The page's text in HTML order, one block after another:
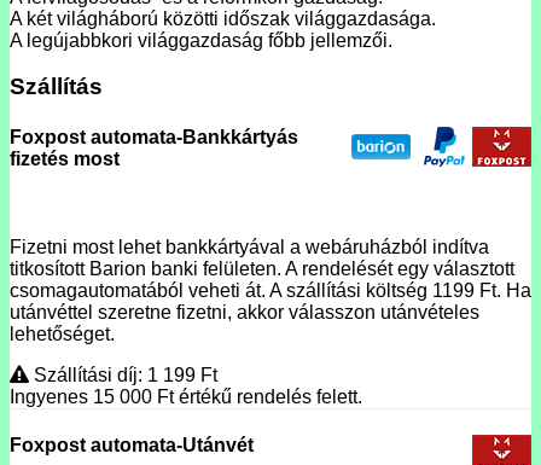
A két világháború közötti időszak világgazdasága.
A legújabbkori világgazdaság főbb jellemzői.
Szállítás
Foxpost automata-Bankkártyás
fizetés most
Fizetni most lehet bankkártyával a webáruházból indítva
titkosított Barion banki felületen. A rendelését egy választott
csomagautomatából veheti át. A szállítási költség 1199 Ft. Ha
utánvéttel szeretne fizetni, akkor válasszon utánvételes
lehetőséget.
Szállítási díj: 1 199 Ft
Ingyenes 15 000 Ftértékű rendelés felett.
Foxpost automata-Utánvét